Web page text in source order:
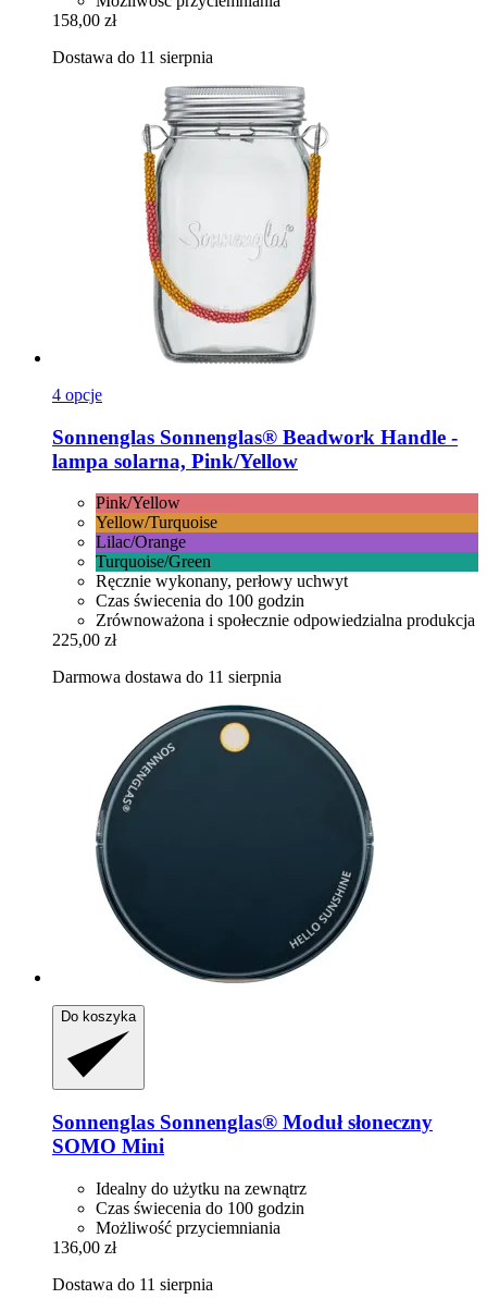
158,00 zł
Dostawa do 11 sierpnia
4 opcje
Sonnenglas Sonnenglas® Beadwork Handle -​
lampa solarna, Pink/Yellow
Pink/Yellow
Yellow/Turquoise
Lilac/Orange
Turquoise/Green
Ręcznie wykonany, perłowy uchwyt
Czas świecenia do 100 godzin
Zrównoważona i społecznie odpowiedzialna produkcja
225,00 zł
Darmowa dostawa do 11 sierpnia
Do koszyka
Sonnenglas Sonnenglas® Moduł słoneczny
SOMO Mini
Idealny do użytku na zewnątrz
Czas świecenia do 100 godzin
Możliwość przyciemniania
136,00 zł
Dostawa do 11 sierpnia